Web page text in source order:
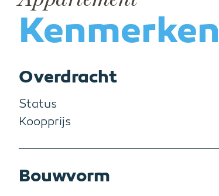
Kenmerken
Overdracht
Status
Koopprijs
Bouwvorm